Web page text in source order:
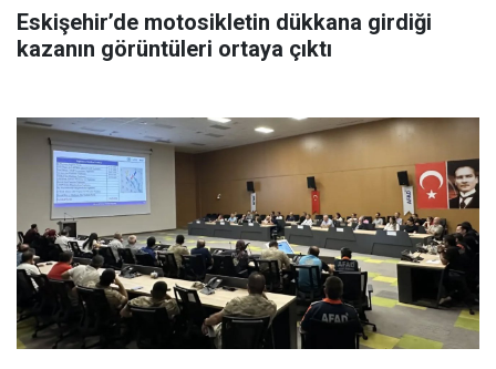
Eskişehir’de motosikletin dükkana girdiği
kazanın görüntüleri ortaya çıktı